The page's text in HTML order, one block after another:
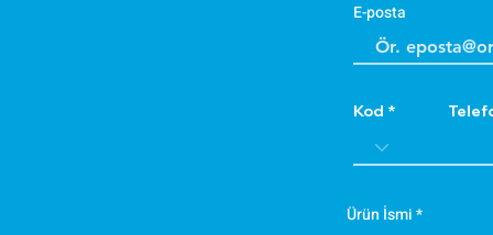
E-posta
Kod
Ürün İsmi